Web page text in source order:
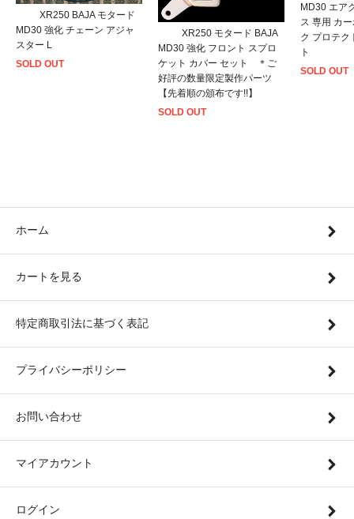
XR250 BAJA モタード
MD30 強化 チェーン アジャ
スター L
SOLD OUT
XR250 モタード BAJA
MD30 強化 フロント スプロ
ケット カバー セット ＊ご
好評の数量限定製作パーツ
【先着順の頒布です!!】
SOLD OUT
MD30 エア
ス 専用 カ
ク プロテク
ト
SOLD OUT
ホーム
カートを見る
特定商取引法に基づく表記
プライバシーポリシー
お問い合わせ
マイアカウント
ログイン